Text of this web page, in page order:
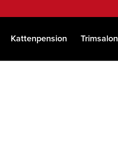
Kattenpension Trimsalon